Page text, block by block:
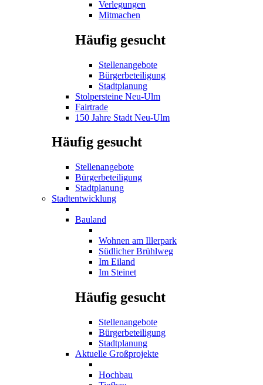
Verlegungen
Mitmachen
Häufig gesucht
Stellenangebote
Bürgerbeteiligung
Stadtplanung
Stolpersteine Neu-Ulm
Fairtrade
150 Jahre Stadt Neu-Ulm
Häufig gesucht
Stellenangebote
Bürgerbeteiligung
Stadtplanung
Stadtentwicklung
Bauland
Wohnen am Illerpark
Südlicher Brühlweg
Im Eiland
Im Steinet
Häufig gesucht
Stellenangebote
Bürgerbeteiligung
Stadtplanung
Aktuelle Großprojekte
Hochbau